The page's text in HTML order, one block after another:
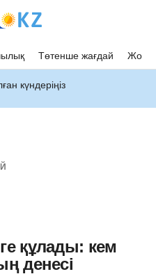
Төтенше жағдай Жол
күндеріңіз
құлады: кем
денесі